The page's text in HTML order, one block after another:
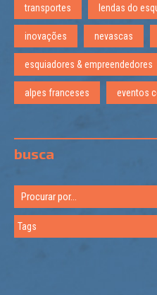
transportes lendas do
inovações nevascas
esquiadores & empreendedores
alpes franceses eventos
busca